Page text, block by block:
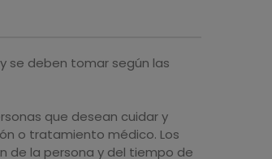
se deben tomar según las
que desean cuidar y
o tratamiento médico. Los
de la persona y del tiempo de